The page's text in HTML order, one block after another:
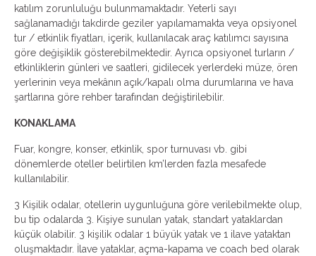
katılım zorunluluğu bulunmamaktadır. Yeterli sayı
sağlanamadığı takdirde geziler yapılamamakta veya opsiyonel
tur / etkinlik fiyatları, içerik, kullanılacak araç katılımcı sayısına
göre değişiklik gösterebilmektedir. Ayrıca opsiyonel turların /
etkinliklerin günleri ve saatleri, gidilecek yerlerdeki müze, ören
yerlerinin veya mekânın açık/kapalı olma durumlarına ve hava
şartlarına göre rehber tarafından değiştirilebilir.
KONAKLAMA
Fuar, kongre, konser, etkinlik, spor turnuvası vb. gibi
dönemlerde oteller belirtilen km’lerden fazla mesafede
kullanılabilir.
3 Kişilik odalar, otellerin uygunluğuna göre verilebilmekte olup,
bu tip odalarda 3. Kişiye sunulan yatak, standart yataklardan
küçük olabilir. 3 kişilik odalar 1 büyük yatak ve 1 ilave yataktan
oluşmaktadır. İlave yataklar, açma-kapama ve coach bed olarak